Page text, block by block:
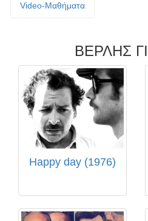
Video-Mαθήματα
ΒΕΡΛΗΣ
Happy day (1976)